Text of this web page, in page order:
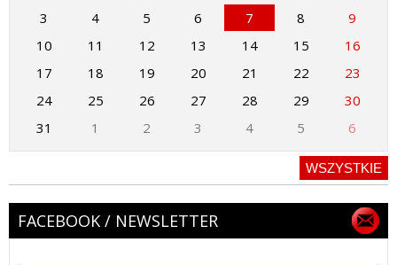
3
4 5 6 7 8
9
10
11 12 13 14 15
16
17
18 19 20 21 22
23
24
25 26 27 28 29
30
31
1 2 3 4 5 6
WSZYSTKIE
FACEBOOK / NEWSLETTER